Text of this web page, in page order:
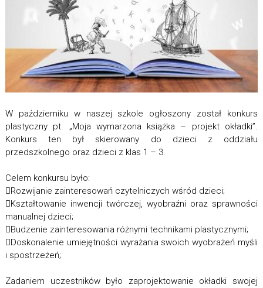
W październiku w naszej szkole ogłoszony został konkurs
plastyczny pt. „Moja wymarzona książka – projekt okładki”.
Konkurs ten był skierowany do dzieci z oddziału
przedszkolnego oraz dzieci z klas 1 – 3.
Celem konkursu było:
Rozwijanie zainteresowań czytelniczych wśród dzieci;
Kształtowanie inwencji twórczej, wyobraźni oraz sprawności
manualnej dzieci;
Budzenie zainteresowania różnymi technikami plastycznymi;
Doskonalenie umiejętności wyrażania swoich wyobrażeń myśli
i spostrzeżeń;
Zadaniem uczestników było zaprojektowanie okładki swojej